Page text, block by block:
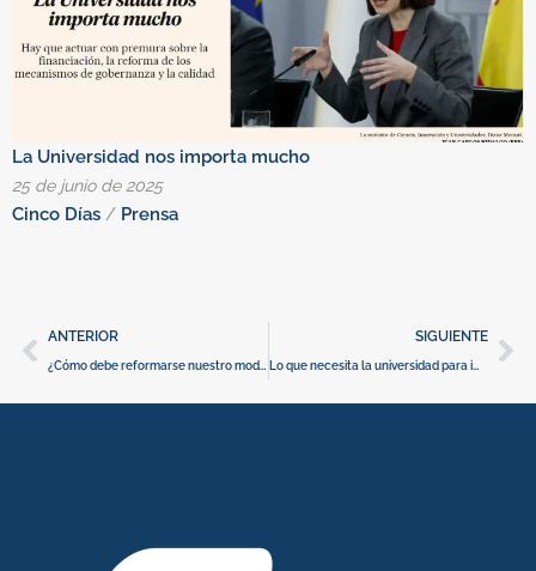
La Universidad nos importa mucho
25 de junio de 2025
Cinco Días / Prensa
Ant
ANTERIOR
¿Cómo debe reformarse nuestro modelo de I+D?
SIGUIENTE
Lo que necesita la universidad para impulsar la innovación